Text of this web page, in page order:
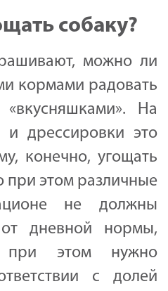
собаку?
можно ли
кормами радовать
На
и дрессировки это
конечно, угощать
этом различные
не должны
дневной нормы,
этом нужно
с долей